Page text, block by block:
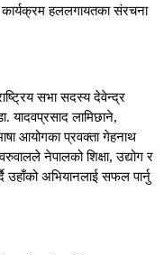
कार्यक्रम हललगायतका संरचना
सभा सदस्य देवेन्द्र
यादवप्रसाद लामिछाने,
आयोगका प्रवक्ता गेहनाथ
नेपालको शिक्षा, उद्योग र
उहाँको अभियानलाई सफल पार्नु